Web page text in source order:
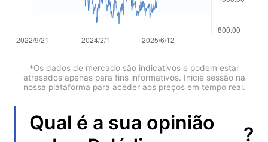
Tiếng việt
Bahasa Indonesia
Bahasa Melayu
*Os dados de mercado são indicativos e podem estar
atrasados apenas para fins informativos. Inicie sessão na
nossa plataforma para aceder aos preços em tempo real.
Qual é a sua opinião
?